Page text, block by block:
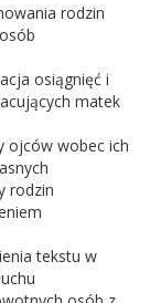
rodzin
osiągnięć i
matek
ojców wobec ich
rodzin
tekstu w